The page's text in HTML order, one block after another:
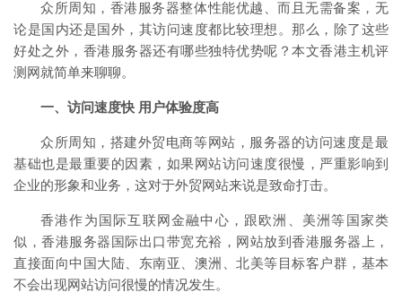
众所周知，香港服务器整体性能优越、而且无需备案，无
论是国内还是国外，其访问速度都比较理想。那么，除了这些
好处之外，香港服务器还有哪些独特优势呢？本文香港主机评
测网就简单来聊聊。
一、访问速度快 用户体验度高
众所周知，搭建外贸电商等网站，服务器的访问速度是最
基础也是最重要的因素，如果网站访问速度很慢，严重影响到
企业的形象和业务，这对于外贸网站来说是致命打击。
香港作为国际互联网金融中心，跟欧洲、美洲等国家类
似，香港服务器国际出口带宽充裕，网站放到香港服务器上，
直接面向中国大陆、东南亚、澳洲、北美等目标客户群，基本
不会出现网站访问很慢的情况发生。